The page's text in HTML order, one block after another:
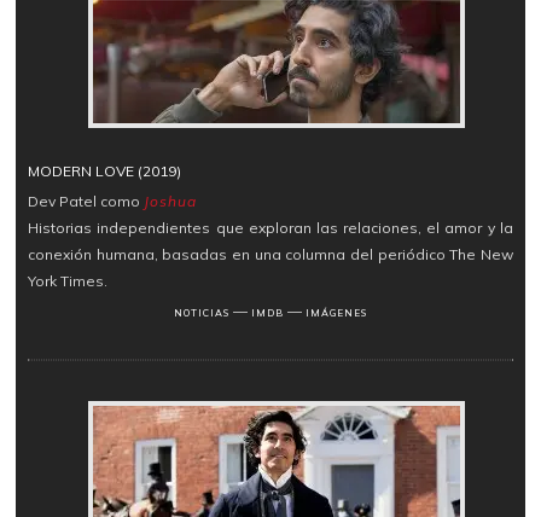
MODERN LOVE (2019)
Dev Patel como Joshua
Historias independientes que exploran las relaciones, el amor y la
conexión humana, basadas en una columna del periódico The New
York Times.
NOTICIAS ― IMDB ― IMÁGENES